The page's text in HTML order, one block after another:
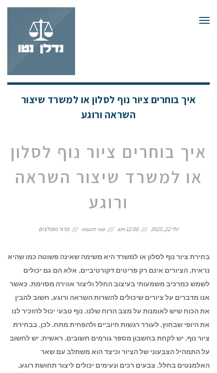
תפריט
איך בוחרים ציור נוף לסלון או למשרד שיצור
השראה ורוגע
איך בוחרים ציור נוף לסלון
או למשרד שיצור השראה
ורוגע
יולי 22, 2025 12:00 am סגור לתגובות איך
בוחרים
השראה
מדור מומלצים
בחירת ציור נוף לסלון או למשרד היא משימה שאינה פשוטה כמו שהיא
נראית. הציורים אינם רק פריטים דקורטיביים, אלא הם גם יכולים
לשמש כמרכיב משמעותי בעיצוב החלל וליצור אווירה מסוימת. כאשר
אנו מדברים על ציורים שיכולים להשרות השראה ורוגע, חשוב להבין
את הכוח שיש לאומנות על מצב הרוח שלנו. נוף טבעי יכול להזכיר לנו
את היופי שבחוץ, לעורר רגשות חיוביים ולהפחית מתח. לכן, בבחירת
ציור נוף, יש לקחת בחשבון מספר גורמים חשובים. ראשית, יש לחשוב
על התמהיל הצבעוני של הציור וכיצד הוא משתלב עם שאר
האלמנטים בחלל. צבעים רכים ונעימים יכולים ליצור תחושת רוגע,